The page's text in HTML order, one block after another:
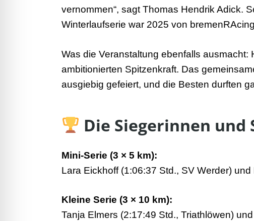
vernommen“, sagt Thomas Hendrik Adick.
Winterlaufserie war 2025 von
Was die Veranstaltung ebenfalls
ambitionierten Spitzenkraft. Das
ausgiebig gefeiert, und die Besten durften
Die Siegerinnen und
Mini-Serie (3 × 5 km):
Lara Eickhoff (1:06:37 Std., SV Werder)
Kleine Serie (3 × 10 km):
Tanja Elmers (2:17:49 Std., Triathlöwen)